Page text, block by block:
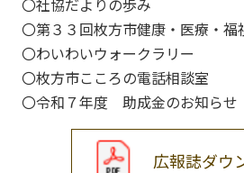
〇社協だよりの歩み
〇第３３回枚方市健康・医療・福
〇わいわいウォークラリー
〇枚方市こころの電話相談室
〇令和７年度 助成金のお知らせ
広報誌ダウ